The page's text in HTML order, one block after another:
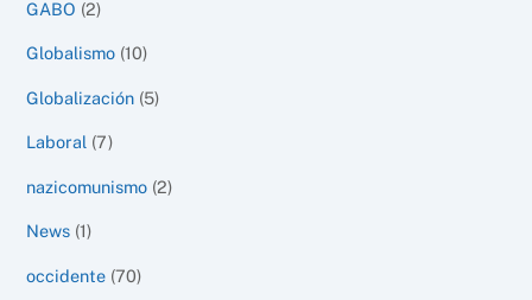
GABO (2)
Globalismo (10)
Globalización (5)
Laboral (7)
nazicomunismo (2)
News (1)
occidente (70)